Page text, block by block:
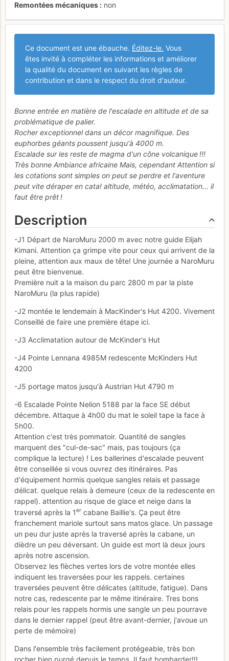
Remontées mécaniques
non
Ce document est une ébauche. Éditez-le. Vous
êtes invité à compléter les informations et améliorer
la qualité du document en suivant les règles de
contribution et dans le respect du droit d'auteur.
Bonne entrée en matière de l'escalade en altitude et de sa
problématique de palier.
Rocher exceptionnel dans un décor magnifique. Des
euphorbes géants poussent jusqu'à 4000 m.
Escalade sur les reste de magma d'un cône volcanique !!!
Très bonne Ambiance africaine Mais, cependant Attention si
les cotations sont simples on peut se perdre et l'aventure
peut vite déraper en cata! altitude, météo, acclimatation... il
faut être prêt !
Description
-J1 Départ de NaroMuru 2000 m avec notre guide Elijah
Kimani. Attention ça grimpe vite pour ceux qui arrivent de la
pleine, attention aux maux de tête! Une journée a NaroMuru
peut être bienvenue.
Première nuit a la maison du parc 2800 m par la piste
NaroMuru (la plus rapide)
-J2 montée le lendemain à MacKinder's Hut 4200. Vivement
Conseillé de faire une première étape ici.
-J3 Acclimatation autour de McKinder's Hut
-J4 Pointe Lennana 4985M redescente McKinders Hut
4200
-J5 portage matos jusqu'à Austrian Hut 4790 m
-6 Escalade Pointe Nelion 5188 par la face SE début
décembre. Attaque à 4h00 du mat le soleil tape la face à
5h00.
Attention c'est très pommatoir. Quantité de sangles
marquent des "cul-de-sac" mais, pas toujours (ça
complique la lecture) ! Les ballerines d'escalade peuvent
être conseillée si vous ouvrez des itinéraires. Pas
d'équipement hormis quelque sangles relais et passage
délicat. quelque relais à demeure (ceux de la redescente en
rappel). attention au risque de glace et neige dans la
traversé après la 1er cabane Baillie's. Ça peut être
franchement mariole surtout sans matos glace. Un passage
un peu dur juste après la traversé après la cabane, un
dièdre un peu déversant. Un guide est mort là deux jours
après notre ascension.
Observez les flèches vertes lors de votre montée elles
indiquent les traversées pour les rappels. certaines
traversées peuvent être délicates (altitude, fatigue). Dans
notre cas, redescente par le même itinéraire. Tres bons
relais pour les rappels hormis une sangle un peu pourrave
dans le dernier rappel (peut être avant-dernier, j'avoue un
perte de mémoire)
Dans l'ensemble très facilement protégeable, très bon
rocher bien purgé depuis le temps. Il faut bombarder!!!